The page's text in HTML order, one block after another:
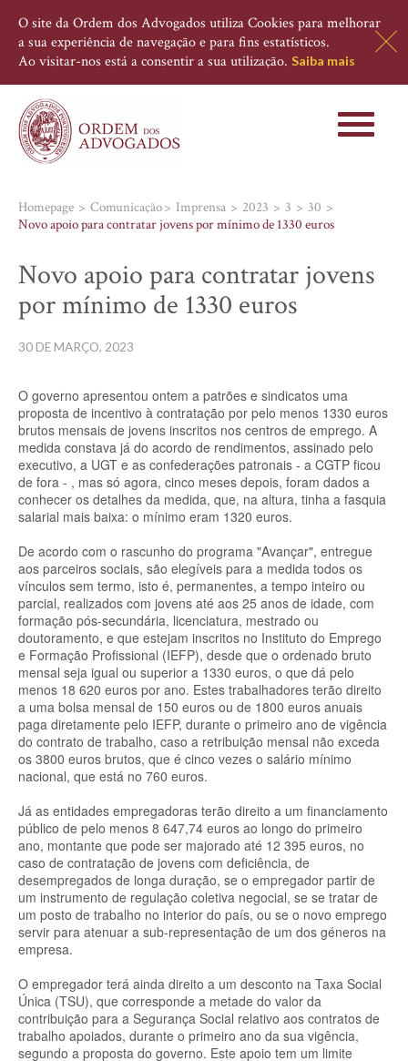
O site da Ordem dos Advogados utiliza Cookies para melhorar
a sua experiência de navegação e para fins estatísticos.
Ao visitar-nos está a consentir a sua utilização. Saiba mais
Toggle
Homepage Comunicação Imprensa 2023 3
30
Novo apoio para contratar jovens por mínimo de 1330 euros
Novo apoio para contratar jovens
por mínimo de 1330 euros
30 DE MARÇO, 2023
O governo apresentou ontem a patrões e sindicatos uma
proposta de incentivo à contratação por pelo menos 1330 euros
brutos mensais de jovens inscritos nos centros de emprego. A
medida constava já do acordo de rendimentos, assinado pelo
executivo, a UGT e as confederações patronais - a CGTP ficou
de fora - , mas só agora, cinco meses depois, foram dados a
conhecer os detalhes da medida, que, na altura, tinha a fasquia
salarial mais baixa: o mínimo eram 1320 euros.
De acordo com o rascunho do programa "Avançar", entregue
aos parceiros sociais, são elegíveis para a medida todos os
vínculos sem termo, isto é, permanentes, a tempo inteiro ou
parcial, realizados com jovens até aos 25 anos de idade, com
formação pós-secundária, licenciatura, mestrado ou
doutoramento, e que estejam inscritos no Instituto do Emprego
e Formação Profissional (IEFP), desde que o ordenado bruto
mensal seja igual ou superior a 1330 euros, o que dá pelo
menos 18 620 euros por ano. Estes trabalhadores terão direito
a uma bolsa mensal de 150 euros ou de 1800 euros anuais
paga diretamente pelo IEFP, durante o primeiro ano de vigência
do contrato de trabalho, caso a retribuição mensal não exceda
os 3800 euros brutos, que é cinco vezes o salário mínimo
nacional, que está no 760 euros.
Já as entidades empregadoras terão direito a um financiamento
público de pelo menos 8 647,74 euros ao longo do primeiro
ano, montante que pode ser majorado até 12 395 euros, no
caso de contratação de jovens com deficiência, de
desempregados de longa duração, se o empregador partir de
um instrumento de regulação coletiva negocial, se se tratar de
um posto de trabalho no interior do país, ou se o novo emprego
servir para atenuar a sub-representação de um dos géneros na
empresa.
O empregador terá ainda direito a um desconto na Taxa Social
Única (TSU), que corresponde a metade do valor da
contribuição para a Segurança Social relativo aos contratos de
trabalho apoiados, durante o primeiro ano da sua vigência,
segundo a proposta do governo. Este apoio tem um limite